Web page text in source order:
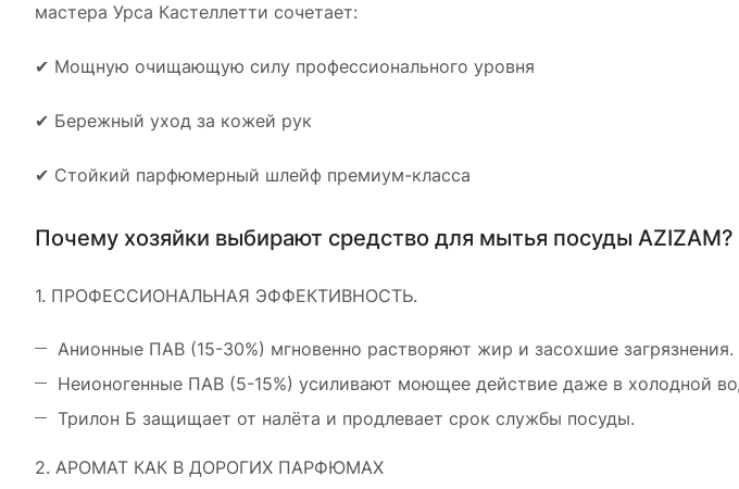
мастера Урса Кастеллетти сочетает:
✔ Мощную очищающую силу профессионального уровня
✔ Бережный уход за кожей рук
✔ Стойкий парфюмерный шлейф премиум-класса
Почему хозяйки выбирают средство для мытья посуды AZIZAM?
1. ПРОФЕССИОНАЛЬНАЯ ЭФФЕКТИВНОСТЬ.
Анионные ПАВ (15-30%) мгновенно растворяют жир и засохшие загрязнения.
Неионогенные ПАВ (5-15%) усиливают моющее действие даже в холодной
Трилон Б защищает от налёта и продлевает срок службы посуды.
2. АРОМАТ КАК В ДОРОГИХ ПАРФЮМАХ